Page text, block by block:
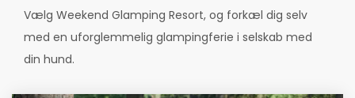
Vælg Weekend Glamping Resort, og forkæl dig selv
med en uforglemmelig glampingferie i selskab med
din hund.